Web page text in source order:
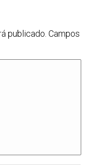
publicado. Campos